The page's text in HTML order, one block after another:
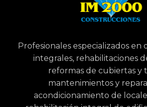
Profesionales especializados en
integrales, rehabilitaciones
reformas de cubiertas y
mantenimientos y
acondicionamiento de